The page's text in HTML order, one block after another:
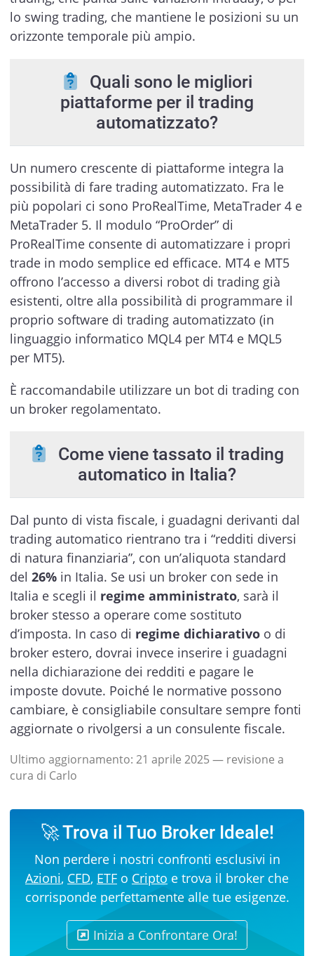
lo swing trading, che mantiene le posizioni su un
orizzonte temporale più ampio.
Quali sono le migliori
piattaforme per il trading
automatizzato?
Un numero crescente di piattaforme integra la
possibilità di fare trading automatizzato. Fra le
più popolari ci sono ProRealTime, MetaTrader 4 e
MetaTrader 5. Il modulo “ProOrder” di
ProRealTime consente di automatizzare i propri
trade in modo semplice ed efficace. MT4 e MT5
offrono l’accesso a diversi robot di trading già
esistenti, oltre alla possibilità di programmare il
proprio software di trading automatizzato (in
linguaggio informatico MQL4 per MT4 e MQL5
per MT5).
È raccomandabile utilizzare un bot di trading con
un broker regolamentato.
Come viene tassato il trading
automatico in Italia?
Dal punto di vista fiscale, i guadagni derivanti dal
trading automatico rientrano tra i “redditi diversi
di natura finanziaria”, con un’aliquota standard
del 26%in Italia. Se usi un broker con sede in
Italia e scegli il regime amministrato, sarà il
broker stesso a operare come sostituto
d’imposta. In caso di regime dichiarativoo di
broker estero, dovrai invece inserire i guadagni
nella dichiarazione dei redditi e pagare le
imposte dovute. Poiché le normative possono
cambiare, è consigliabile consultare sempre fonti
aggiornate o rivolgersi a un consulente fiscale.
Ultimo aggiornamento: 21 aprile 2025— revisione a
cura di Carlo
🚀 Trova il Tuo Broker Ideale!
Non perdere i nostri confronti esclusivi in
Azioni, CFD, ETF o Cripto e trova il broker che
corrisponde perfettamente alle tue esigenze.
Inizia a Confrontare Ora!